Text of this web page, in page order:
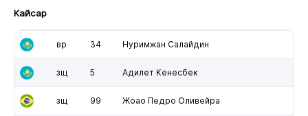
Кайсар
вр 34 Нуримжан Салайдин
зщ 5 Адилет Кенесбек
зщ 99 Жоао Педро Оливейра